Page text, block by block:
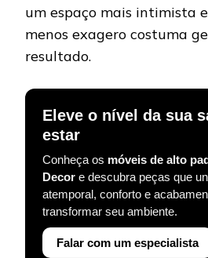
um espaço mais intimista
menos exagero costuma
resultado.
Eleve o nível da sua
estar
Conheça os móveis de alto
Decor e descubra peças que
atemporal, conforto e
transformar seu ambiente.
Falar com um especialista